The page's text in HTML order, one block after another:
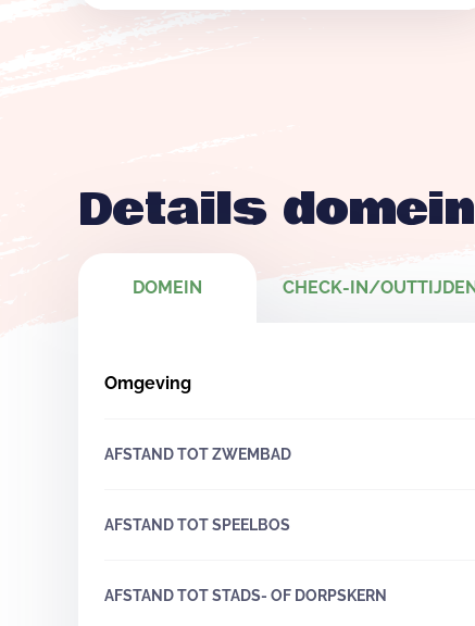
Details domein
DOMEIN CHECK-IN/
Omgeving
AFSTAND TOT ZWEMBAD
AFSTAND TOT SPEELBOS
AFSTAND TOT STADS- OF DORPSKERN